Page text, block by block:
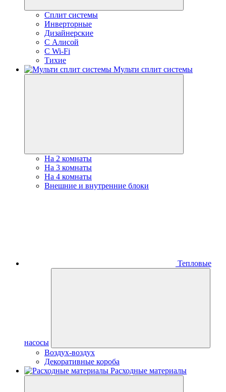
Сплит системы
Инверторные
Дизайнерские
С Алисой
C Wi-Fi
Тихие
Мульти сплит системы
На 2 комнаты
На 3 комнаты
На 4 комнаты
Внешние и внутренние блоки
Тепловые
насосы
Воздух-воздух
Декоративные короба
Расходные материалы